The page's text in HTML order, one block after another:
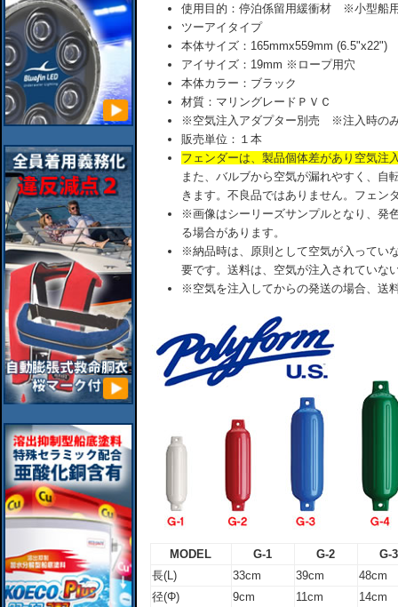
使用目的：停泊係留用緩衝材 ※小型船
ツーアイタイプ
本体サイズ：165mmx559mm (6.5"x22")
アイサイズ：19mm ※ロープ用穴
本体カラー：ブラック
材質：マリングレードＰＶＣ
※空気注入アダプター別売 ※注入時の
販売単位：１本
フェンダーは、製品個体差があり空気注
また、バルブから空気が漏れやすく、自
きます。不良品ではありません。フェン
※画像はシーリーズサンプルとなり、発
る場合があります。
※納品時は、原則として空気が入ってい
要です。送料は、空気が注入されていな
※空気を注入してからの発送の場合、送
MODEL G-1 G-2
G-3
長(L)
33cm 39cm
48cm
径(Φ)
9cm 11cm 14cm